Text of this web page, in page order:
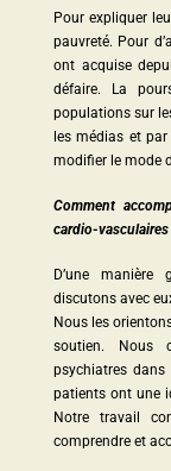
Pour expliquer
pauvreté. Pour
ont acquise
défaire. La
populations sur
les médias et
modifier le mode
Comment
cardio-
D’une manière
discutons avec
Nous les
soutien. Nous
psychiatres
patients ont une
Notre travail
comprendre et